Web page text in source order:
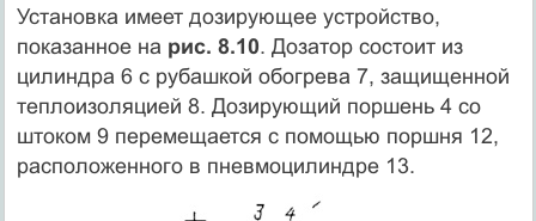
Установка имеет дозирующее устройство,
показанное на рис. 8.10. Дозатор состоит из
цилиндра 6 с рубашкой обогрева 7, защищенной
теплоизоляцией 8. Дозирующий поршень 4 со
штоком 9 перемещается с помощью поршня 12,
расположенного в пневмоцилиндре 13.